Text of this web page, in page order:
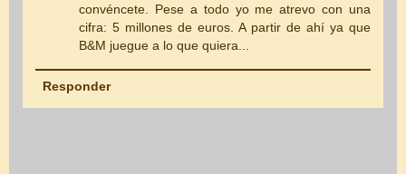
convéncete. Pese a todo yo me atrevo con una
cifra: 5 millones de euros. A partir de ahí ya que
B&M juegue a lo que quiera...
Responder